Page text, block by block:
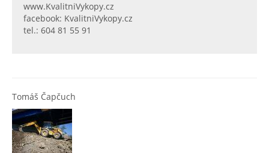
www.KvalitniVykopy.cz
facebook: KvalitniVykopy.cz
tel.: 604 81 55 91
Tomáš Čapčuch